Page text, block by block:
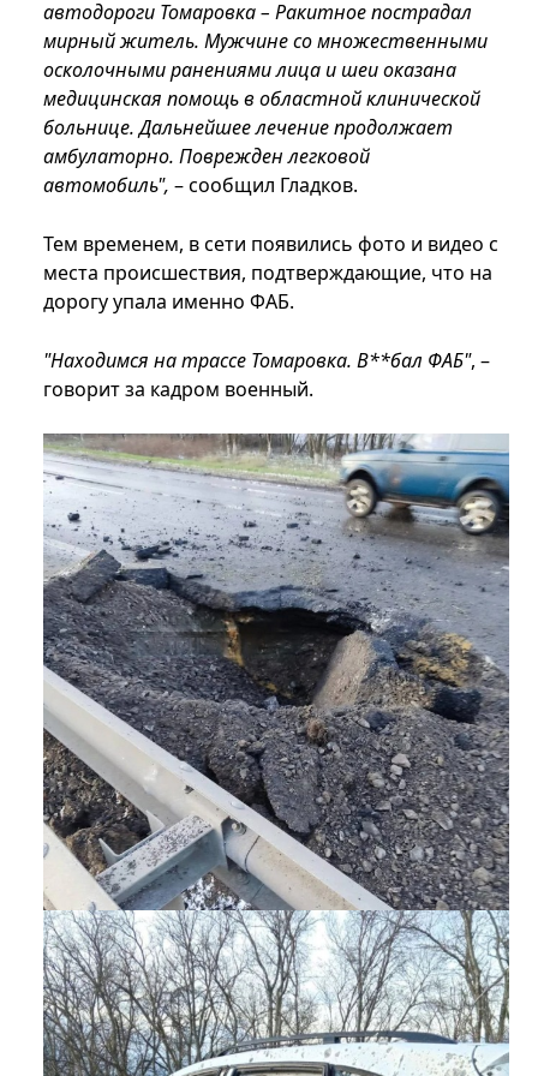
автодороги Томаровка – Ракитное пострадал
мирный житель. Мужчине со множественными
осколочными ранениями лица и шеи оказана
медицинская помощь в областной клинической
больнице. Дальнейшее лечение продолжает
амбулаторно. Поврежден легковой
автомобиль", – сообщил Гладков.
Тем временем, в сети появились фото и видео с
места происшествия, подтверждающие, что на
дорогу упала именно ФАБ.
"Находимся на трассе Томаровка. В**бал ФАБ", –
говорит за кадром военный.